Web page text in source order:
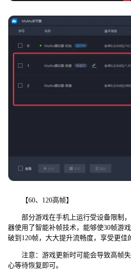
【60、120高帧】
部分游戏在手机上运行受设备限制，
器使用了智能补帧技术，能够使30帧游
破到120帧，大大提升流畅度，享受更佳
注意：游戏更新时可能会导致高帧失
心等待恢复即可。